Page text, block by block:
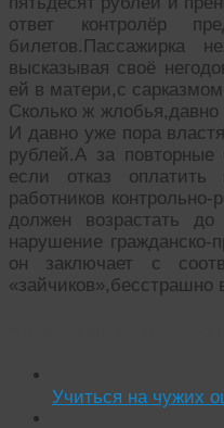
ответ контролёр
билетов.Пассажирка
высказывая своё
ей в матери,с
Сколько ж
И давно уже пора
рублей.А за
если отказ оплатить
работников
должен возрастать
нарушение гражданско-
он заключает с
Учиться на чужих